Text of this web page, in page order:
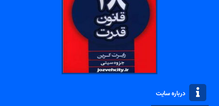
درباره سایت